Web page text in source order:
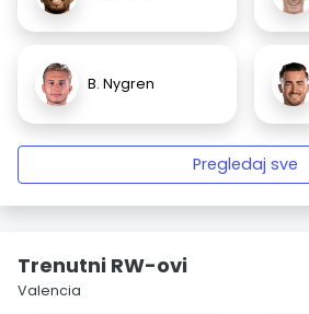
B. Nygren
Pregledaj sve
Trenutni RW-ovi
Valencia